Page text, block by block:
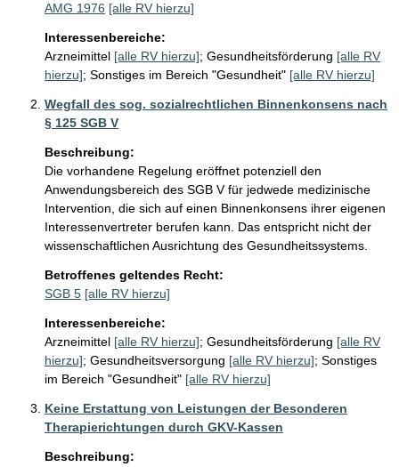
AMG 1976 [alle RV hierzu]
Interessenbereiche:
Arzneimittel [alle RV hierzu]; Gesundheitsförderung [alle RV
hierzu]; Sonstiges im Bereich "Gesundheit" [alle RV hierzu]
Wegfall des sog. sozialrechtlichen Binnenkonsens nach
§ 125 SGB V
Beschreibung:
Die vorhandene Regelung eröffnet potenziell den
Anwendungsbereich des SGB V für jedwede medizinische
Intervention, die sich auf einen Binnenkonsens ihrer eigenen
Interessenvertreter berufen kann. Das entspricht nicht der
wissenschaftlichen Ausrichtung des Gesundheitssystems.
Betroffenes geltendes Recht:
SGB 5 [alle RV hierzu]
Interessenbereiche:
Arzneimittel [alle RV hierzu]; Gesundheitsförderung [alle RV
hierzu]; Gesundheitsversorgung [alle RV hierzu]; Sonstiges
im Bereich "Gesundheit" [alle RV hierzu]
Keine Erstattung von Leistungen der Besonderen
Therapierichtungen durch GKV-Kassen
Beschreibung: